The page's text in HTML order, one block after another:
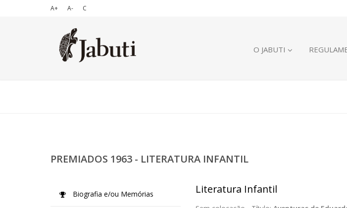
A+ A- C
O JABUTI
PREMIADOS 1963 - LITERATURA INFANTIL
Literatura Infantil
Biografia e/ou Memórias